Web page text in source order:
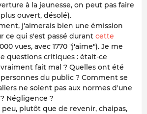
à la jeunesse, on peut pas faire
ouvert, désolé).
j'aimerais bien une émission
ce qui s'est passé durant cette
vues, avec 1770 "j'aime"). Je me
questions critiques : était-ce
fait mal ? Quelles ont été
du public ? Comment se
ne soient pas aux normes d'une
Négligence ?
plutôt que de revenir, chaipas,